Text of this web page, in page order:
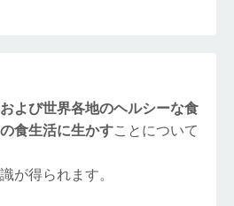
および世界各地のヘルシーな食
の食生活に生かすことについて
が得られます。